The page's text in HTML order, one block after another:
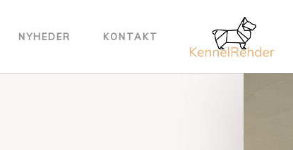
NYHEDER KONTAKT